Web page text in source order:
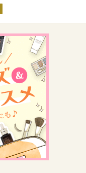
検索